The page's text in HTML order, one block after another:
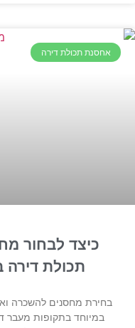
אחסנת תכולת דירה
כיצד לבחור
תכולת דירה
בחירת מחסנים להשכרה
במיוחד בתקופות מעבר